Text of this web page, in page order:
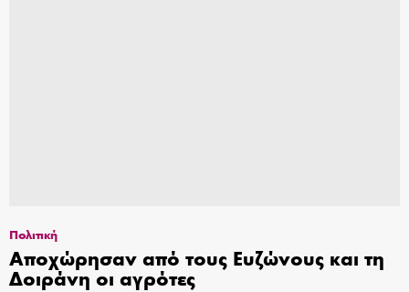
Πολιτική
Αποχώρησαν από τους Ευζώνους και τη
Δοιράνη οι αγρότες